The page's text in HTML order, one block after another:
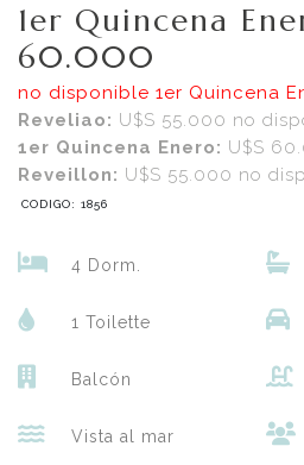
1er Quincena
60.000
no disponible 1er Quincena
Reveliao: U$S 55.000 no
1er Quincena Enero: U$S
Reveillon: U$S 55.000 no
CODIGO: 1856
4 Dorm.
1 Toilette
Balcón
Vista al mar